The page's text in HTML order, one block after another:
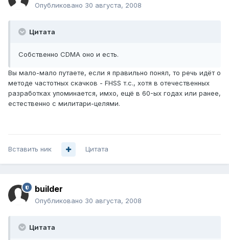
Опубликовано 30 августа, 2008
Цитата
Собственно CDMA оно и есть.
Вы мало-мало путаете, если я правильно понял, то речь идёт о
методе частотных скачков - FHSS т.с., хотя в отечественных
разработках упоминается, имхо, ещё в 60-ых годах или ранее,
естественно с милитари-целями.
Вставить ник Цитата
builder
Опубликовано 30 августа, 2008
Цитата